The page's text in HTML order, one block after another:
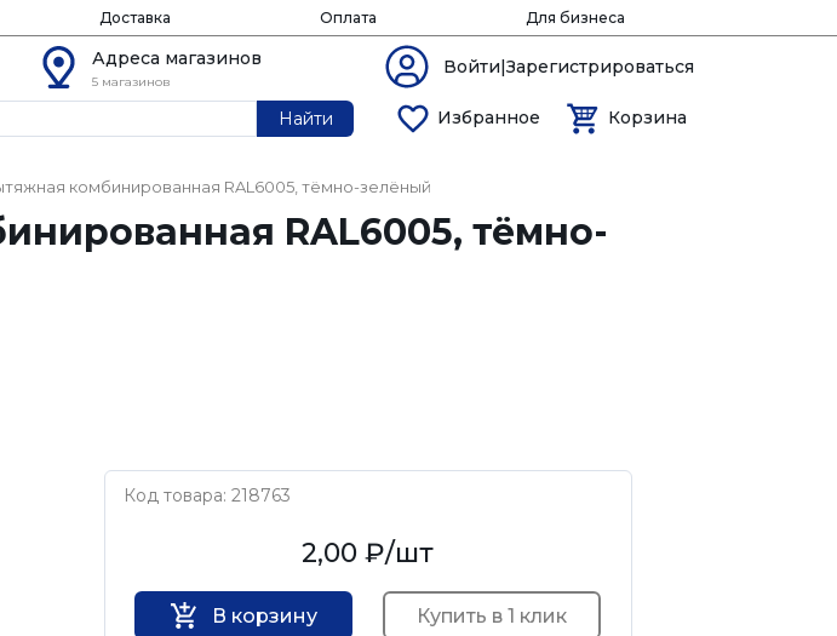
Доставка Оплата Для бизнеса
Адреса магазинов
5 магазинов
Войти|Зарегистрироваться
Найти Избранное Корзина
комбинированная RAL6005, тёмно-зелёный
RAL6005, тёмно-
Код товара: 218763
2,00 ₽/шт
В корзину Купить в 1 клик